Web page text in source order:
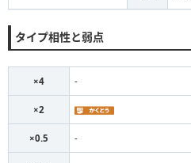
タイプ相性と弱点
×4 -
×2
×0.5 -